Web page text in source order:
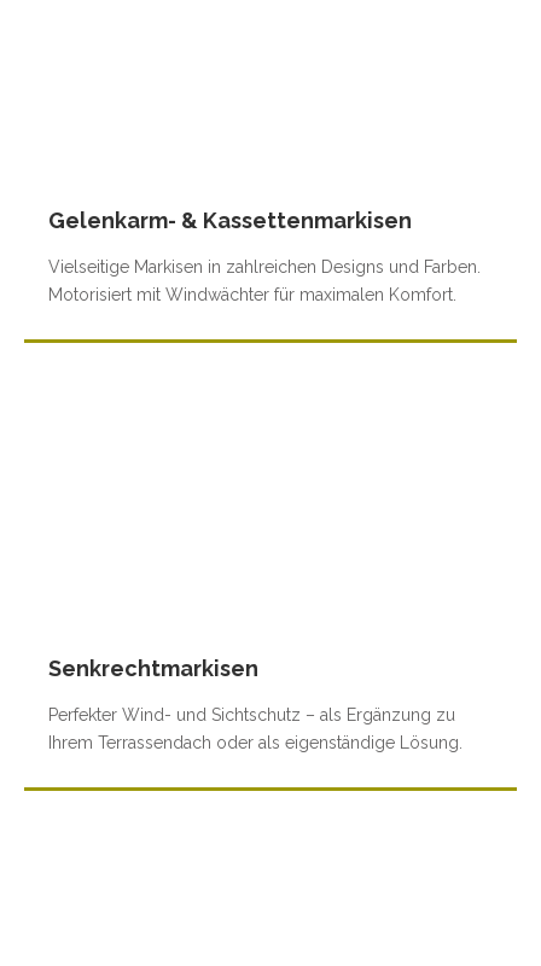
Gelenkarm- & Kassettenmarkisen
Vielseitige Markisen in zahlreichen Designs und Farben.
Motorisiert mit Windwächter für maximalen Komfort.
Senkrechtmarkisen
Perfekter Wind- und Sichtschutz – als Ergänzung zu
Ihrem Terrassendach oder als eigenständige Lösung.